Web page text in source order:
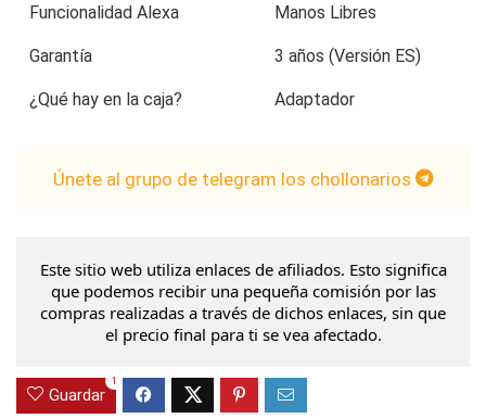
Funcionalidad Alexa Manos Libres
Garantía 3 años (Versión ES)
¿Qué hay en la caja? Adaptador
Únete al grupo de telegram los chollonarios
Este sitio web utiliza enlaces de afiliados. Esto significa
que podemos recibir una pequeña comisión por las
compras realizadas a través de dichos enlaces, sin que
el precio final para ti se vea afectado.
Guardar
1